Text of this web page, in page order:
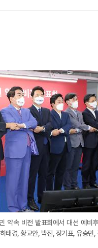
약속 비전 발표회에서 대선 예비
태경, 황교안, 박진, 장기표, 유승민